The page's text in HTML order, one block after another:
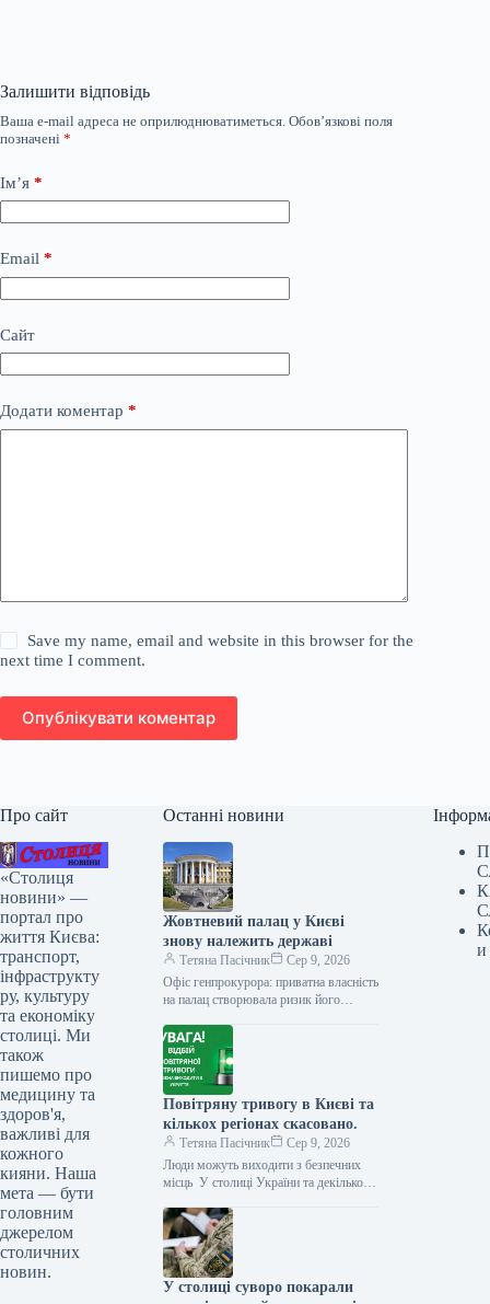
Залишити відповідь
Ваша e-mail адреса не оприлюднюватиметься. Обов’язкові поля
позначені *
Ім’я *
Email *
Сайт
Додати коментар *
Save my name, email and website in this browser for the
next time I comment.
Опублікувати коментар
Про сайт
«Столиця
новини» —
портал про
життя Києва:
транспорт,
інфраструкту
ру, культуру
та економіку
столиці. Ми
також
пишемо про
медицину та
здоров'я,
важливі для
кожного
кияни. Наша
мета — бути
головним
джерелом
столичних
новин.
Останні новини
Жовтневий палац у Києві
знову належить державі
Тетяна Пасічник
Сер 9, 2026
Офіс генпрокурора: приватна власність
на палац створювала ризик його
Києва задовольнив позов прокуратури
та ухвалив повернути…
Повітряну тривогу в Києві та
кількох регіонах скасовано.
Тетяна Пасічник
Сер 9, 2026
Люди можуть виходити з безпечних
місць У столиці України та декількох
оголошено повітряну тривогу.…
У столиці суворо покарали
и